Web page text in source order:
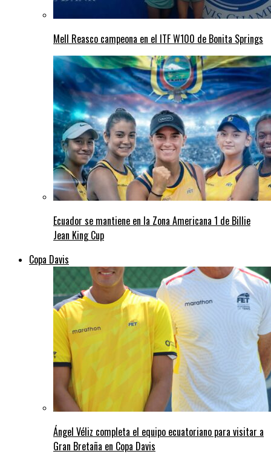
Mell Reasco campeona en el ITF W100 de Bonita Springs
Ecuador se mantiene en la Zona Americana 1 de Billie
Jean King Cup
Copa Davis
Ángel Véliz completa el equipo ecuatoriano para visitar a
Gran Bretaña en Copa Davis